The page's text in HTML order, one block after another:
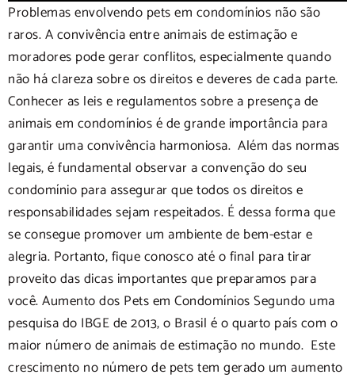
Problemas envolvendo pets em condomínios não são
raros. A convivência entre animais de estimação e
moradores pode gerar conflitos, especialmente quando
não há clareza sobre os direitos e deveres de cada parte.
Conhecer as leis e regulamentos sobre a presença de
animais em condomínios é de grande importância para
garantir uma convivência harmoniosa. Além das normas
legais, é fundamental observar a convenção do seu
condomínio para assegurar que todos os direitos e
responsabilidades sejam respeitados. É dessa forma que
se consegue promover um ambiente de bem-estar e
alegria. Portanto, fique conosco até o final para tirar
proveito das dicas importantes que preparamos para
você. Aumento dos Pets em Condomínios Segundo uma
pesquisa do IBGE de 2013, o Brasil é o quarto país com o
maior número de animais de estimação no mundo. Este
crescimento no número de pets tem gerado um aumento